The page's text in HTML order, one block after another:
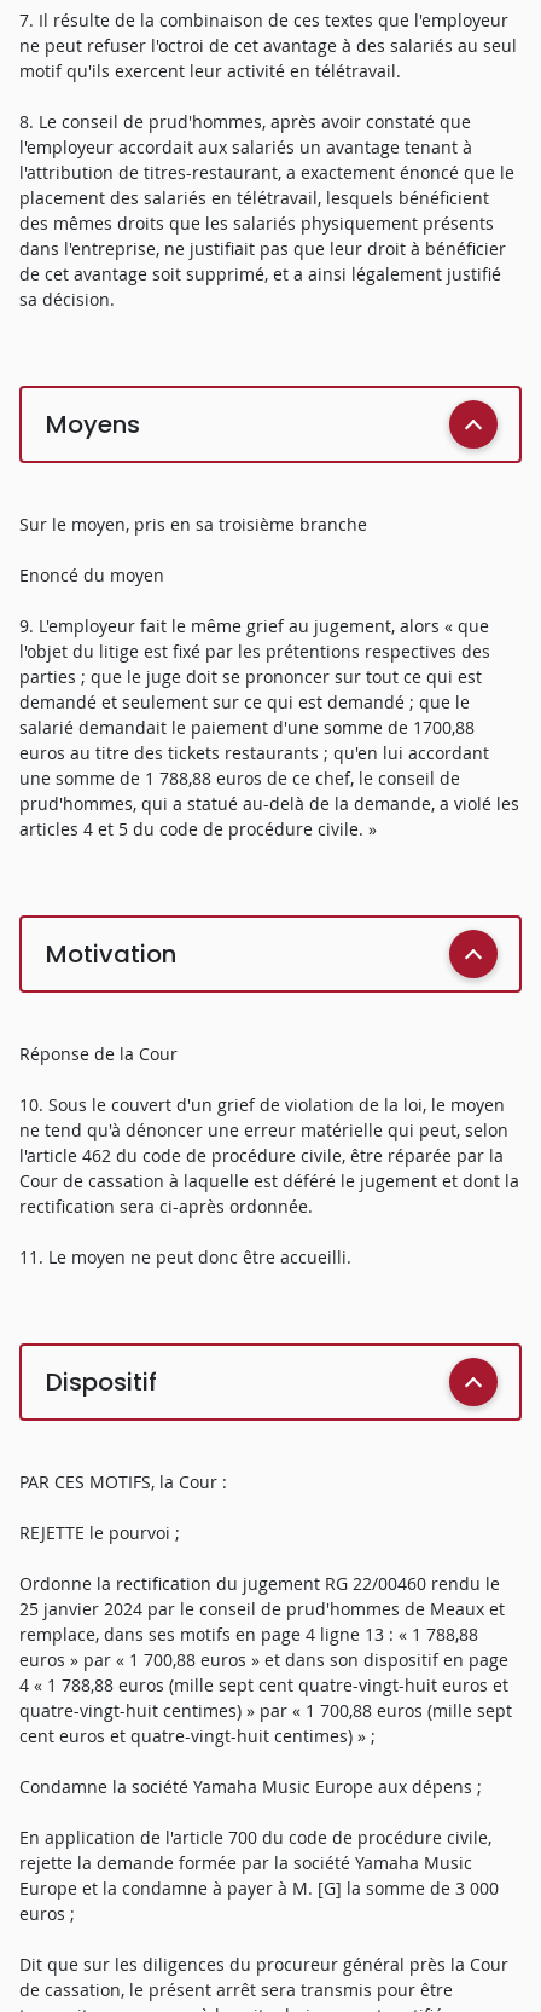
7. Il résulte de la combinaison de ces textes que l'employeur
ne peut refuser l'octroi de cet avantage à des salariés au seul
motif qu'ils exercent leur activité en télétravail.
8. Le conseil de prud'hommes, après avoir constaté que
l'employeur accordait aux salariés un avantage tenant à
l'attribution de titres-restaurant, a exactement énoncé que le
placement des salariés en télétravail, lesquels bénéficient
des mêmes droits que les salariés physiquement présents
dans l'entreprise, ne justifiait pas que leur droit à bénéficier
de cet avantage soit supprimé, et a ainsi légalement justifié
sa décision.
Moyens
Sur le moyen, pris en sa troisième branche
Enoncé du moyen
9. L'employeur fait le même grief au jugement, alors « que
l'objet du litige est fixé par les prétentions respectives des
parties ; que le juge doit se prononcer sur tout ce qui est
demandé et seulement sur ce qui est demandé ; que le
salarié demandait le paiement d'une somme de 1700,88
euros au titre des tickets restaurants ; qu'en lui accordant
une somme de 1 788,88 euros de ce chef, le conseil de
prud'hommes, qui a statué au-delà de la demande, a violé les
articles 4 et 5 du code de procédure civile. »
Motivation
Réponse de la Cour
10. Sous le couvert d'un grief de violation de la loi, le moyen
ne tend qu'à dénoncer une erreur matérielle qui peut, selon
l'article 462 du code de procédure civile, être réparée par la
Cour de cassation à laquelle est déféré le jugement et dont la
rectification sera ci-après ordonnée.
11. Le moyen ne peut donc être accueilli.
Dispositif
PAR CES MOTIFS, la Cour :
REJETTE le pourvoi ;
Ordonne la rectification du jugement RG 22/00460 rendu le
25 janvier 2024 par le conseil de prud'hommes de Meaux et
remplace, dans ses motifs en page 4 ligne 13 : « 1 788,88
euros » par « 1 700,88 euros » et dans son dispositif en page
4 « 1 788,88 euros (mille sept cent quatre-vingt-huit euros et
quatre-vingt-huit centimes) » par « 1 700,88 euros (mille sept
cent euros et quatre-vingt-huit centimes) » ;
Condamne la société Yamaha Music Europe aux dépens ;
En application de l'article 700 du code de procédure civile,
rejette la demande formée par la société Yamaha Music
Europe et la condamne à payer à M. [G] la somme de 3 000
euros ;
Dit que sur les diligences du procureur général près la Cour
de cassation, le présent arrêt sera transmis pour être